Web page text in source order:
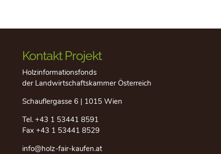
Kontakt Projekt
Holzinformationsfonds
der Landwirtschaftskammer Österreich
Schauflergasse 6 | 1015 Wien
Tel. +43 1 53441 8591
Fax +43 1 53441 8529
info@holz-fair-kaufen.at